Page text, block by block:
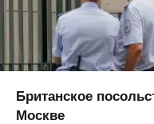
Британское
Москве